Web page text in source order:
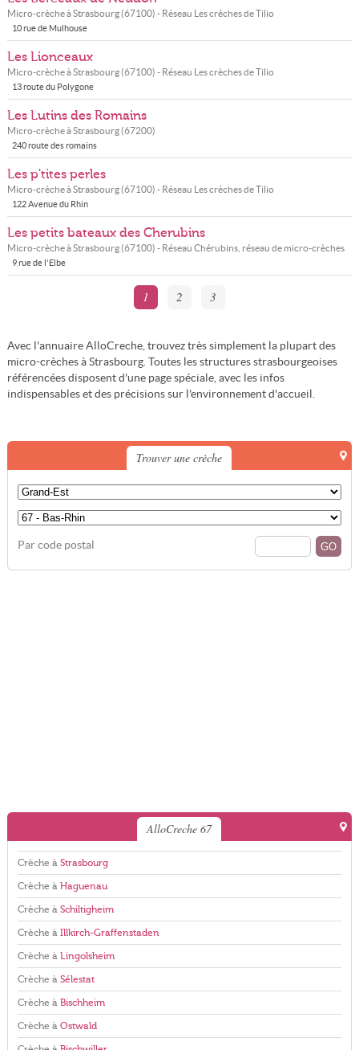
Micro-crèche àStrasbourg(67100) - Réseau Les crèches de Tilio
10 rue de Mulhouse
Les Lionceaux
Micro-crèche àStrasbourg(67100) - Réseau Les crèches de Tilio
13 route du Polygone
Les Lutins des Romains
Micro-crèche àStrasbourg(67200)
240 route des romains
Les p'tites perles
Micro-crèche àStrasbourg(67100) - Réseau Les crèches de Tilio
122 Avenue du Rhin
Les petits bateaux des Cherubins
Micro-crèche àStrasbourg(67100) - Réseau Chérubins, réseau de micro-crèches
9 rue de l'Elbe
1 2 3
Avec l'annuaire AlloCreche, trouvez très simplement la plupart des
micro-crèches à Strasbourg. Toutes les structures strasbourgeoises
référencées disposent d'une page spéciale, avec les infos
indispensables et des précisions sur l'environnement d'accueil.
Trouver une crèche
Par code postal
AlloCreche 67
Crèche à Strasbourg
Crèche à Haguenau
Crèche à Schiltigheim
Crèche à Illkirch-Graffenstaden
Crèche à Lingolsheim
Crèche à Sélestat
Crèche à Bischheim
Crèche à Ostwald